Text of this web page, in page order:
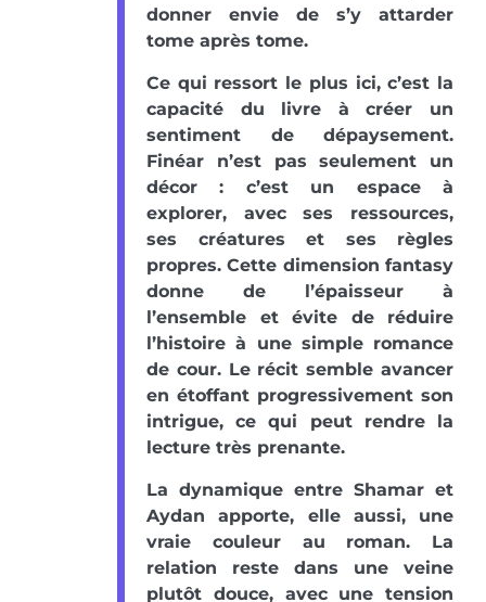
donner envie de s’y attarder
tome après tome.
Ce qui ressort le plus ici, c’est la
capacité du livre à créer un
sentiment de dépaysement.
Finéar n’est pas seulement un
décor : c’est un espace à
explorer, avec ses ressources,
ses créatures et ses règles
propres. Cette dimension fantasy
donne de l’épaisseur à
l’ensemble et évite de réduire
l’histoire à une simple romance
de cour. Le récit semble avancer
en étoffant progressivement son
intrigue, ce qui peut rendre la
lecture très prenante.
La dynamique entre Shamar et
Aydan apporte, elle aussi, une
vraie couleur au roman. La
relation reste dans une veine
plutôt douce, avec une tension